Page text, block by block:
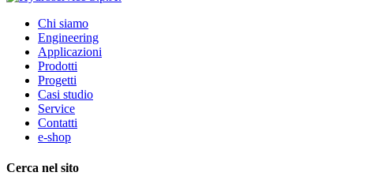
Chi siamo
Engineering
Applicazioni
Prodotti
Progetti
Casi studio
Service
Contatti
e-shop
Cerca nel sito